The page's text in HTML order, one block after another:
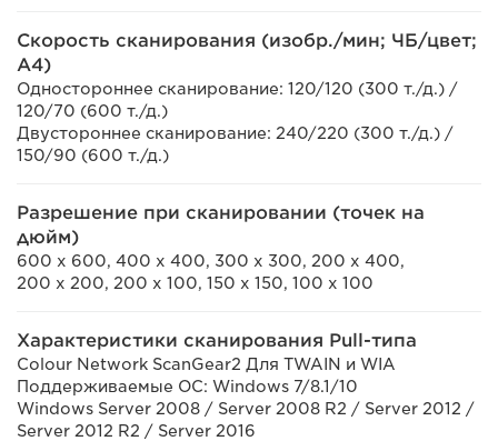
Скорость сканирования (изобр./мин; ЧБ/цвет;
A4)
Одностороннее сканирование: 120/120 (300 т./д.) /
120/70 (600 т./д.)
Двустороннее сканирование: 240/220 (300 т./д.) /
150/90 (600 т./д.)
Разрешение при сканировании (точек на
дюйм)
600 x 600, 400 x 400, 300 x 300, 200 x 400,
200 x 200, 200 x 100, 150 x 150, 100 x 100
Характеристики сканирования Pull-типа
Colour Network ScanGear2 Для TWAIN и WIA
Поддерживаемые ОС: Windows 7/8.1/10
Windows Server 2008 / Server 2008 R2 / Server 2012 /
Server 2012 R2 / Server 2016